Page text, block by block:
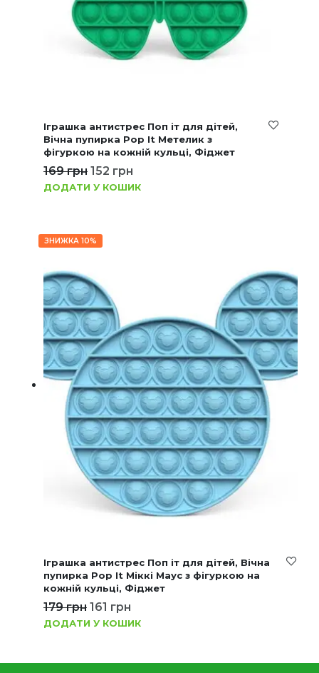
Іграшка антистрес Поп іт для дітей,
Вічна пупирка Pop It Метелик з
фігуркою на кожній кульці, Фіджет
169грн 152 грн
ДОДАТИ У КОШИК
ЗНИЖКА 10%
Іграшка антистрес Поп іт для дітей, Вічна
пупирка Pop It Міккі Маус з фігуркою на
кожній кульці, Фіджет
179грн 161 грн
ДОДАТИ У КОШИК